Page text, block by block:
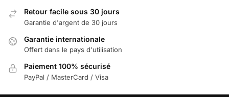
Retour facile sous 30 jours
Garantie d'argent de 30 jours
Garantie internationale
Offert dans le pays d'utilisation
Paiement 100% sécurisé
PayPal / MasterCard / Visa